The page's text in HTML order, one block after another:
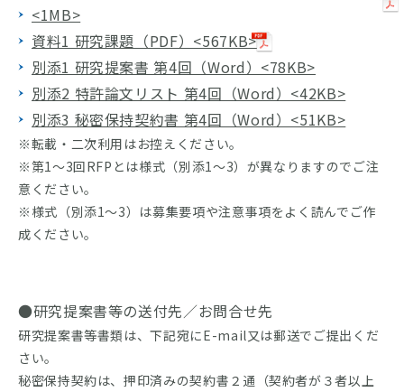
<1MB>
資料1 研究課題（PDF）<567KB>
別添1 研究提案書 第4回（Word）<78KB>
別添2 特許論文リスト 第4回（Word）<42KB>
別添3 秘密保持契約書 第4回（Word）<51KB>
※転載・二次利用はお控えください。
※第1～3回RFPとは様式（別添1～3）が異なりますのでご注
意ください。
※様式（別添1～3）は募集要項や注意事項をよく読んでご作
成ください。
●研究提案書等の送付先／お問合せ先
研究提案書等書類は、下記宛にE-mail又は郵送でご提出くだ
さい。
秘密保持契約は、押印済みの契約書２通（契約者が３者以上